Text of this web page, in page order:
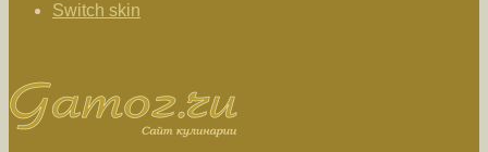
Switch skin